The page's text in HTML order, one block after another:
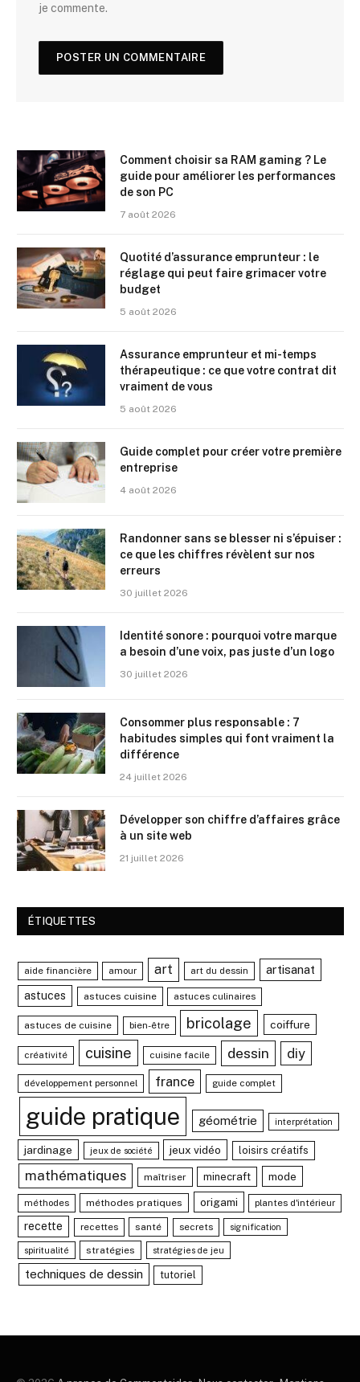
je commente.
Comment choisir sa RAM gaming ? Le
guide pour améliorer les performances
de son PC
7 août 2026
Quotité d’assurance emprunteur : le
réglage qui peut faire grimacer votre
budget
5 août 2026
Assurance emprunteur et mi-temps
thérapeutique : ce que votre contrat dit
vraiment de vous
5 août 2026
Guide complet pour créer votre première
entreprise
4 août 2026
Randonner sans se blesser ni s’épuiser :
ce que les chiffres révèlent sur nos
erreurs
30 juillet 2026
Identité sonore : pourquoi votre marque
a besoin d’une voix, pas juste d’un logo
30 juillet 2026
Consommer plus responsable : 7
habitudes simples qui font vraiment la
différence
24 juillet 2026
Développer son chiffre d’affaires grâce
à un site web
21 juillet 2026
ÉTIQUETTES
aide financière amour art art du dessin artisanat
astuces astuces cuisine astuces culinaires
astuces de cuisine bien-être bricolage coiffure
créativité cuisine cuisine facile dessin diy
développement personnel france guide complet
guide pratique géométrie interprétation
jardinage jeux de société jeux vidéo loisirs créatifs
mathématiques maîtriser minecraft mode
méthodes méthodes pratiques origami plantes d'intérieur
recette recettes santé secrets signification
spiritualité stratégies stratégies de jeu
techniques de dessin tutoriel